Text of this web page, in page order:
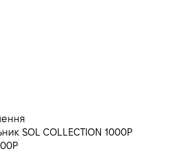
SOL COLLECTION 1000P